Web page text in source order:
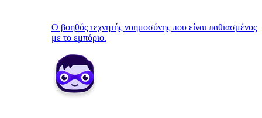
Ο βοηθός τεχνητής νοημοσύνης που είναι παθιασμένος
με το εμπόριο.